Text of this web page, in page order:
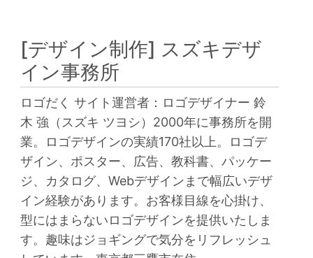
[デザイン制作] スズキデザ
イン事務所
ロゴだく サイト運営者：ロゴデザイナー 鈴
木 強（スズキ ツヨシ）2000年に事務所を開
業。ロゴデザインの実績170社以上。ロゴデ
ザイン、ポスター、広告、教科書、パッケー
ジ、カタログ、Webデザインまで幅広いデザ
イン経験があります。お客様目線を心掛け、
型にはまらないロゴデザインを提供いたしま
す。趣味はジョギングで気分をリフレッシュ